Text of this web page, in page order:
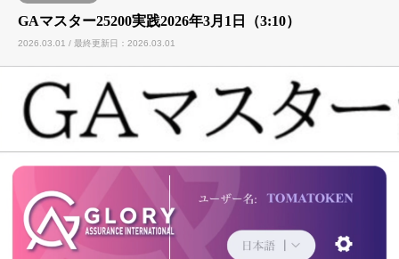
GAマスター25200実践2026年3月1日（3:10）
2026.03.01 / 最終更新日：2026.03.01